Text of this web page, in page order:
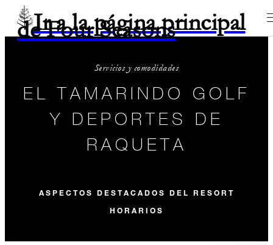
Ir a la página principal
de Four Seasons
Servicios y comodidades
EL TAMARINDO GOLF
Y DEPORTES DE
RAQUETA
ASPECTOS DESTACADOS DEL RESORT
HORARIOS